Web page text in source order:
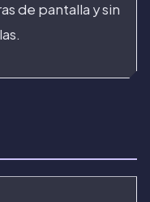
de pantalla y sin